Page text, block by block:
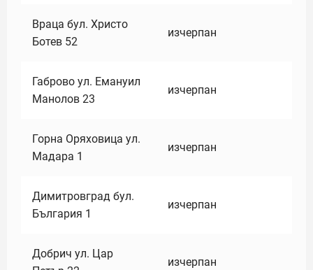
Враца бул. Христо
Ботев 52
изчерпан
Габрово ул. Емануил
Манолов 23
изчерпан
Горна Оряховица ул.
Мадара 1
изчерпан
Димитровград бул.
България 1
изчерпан
Добрич ул. Цар
изчерпан